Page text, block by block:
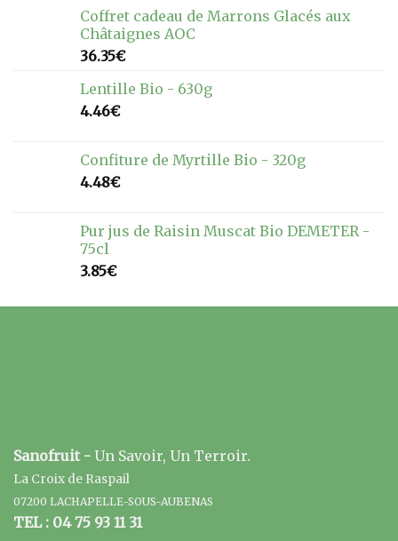
Coffret cadeau de Marrons Glacés aux
Châtaignes AOC
36.35€
Lentille Bio - 630g
4.46€
Confiture de Myrtille Bio - 320g
4.48€
Pur jus de Raisin Muscat Bio DEMETER -
75cl
3.85€
Sanofruit - Un Savoir, Un Terroir.
La Croix de Raspail
07200 LACHAPELLE-SOUS-AUBENAS
TEL : 04 75 93 11 31